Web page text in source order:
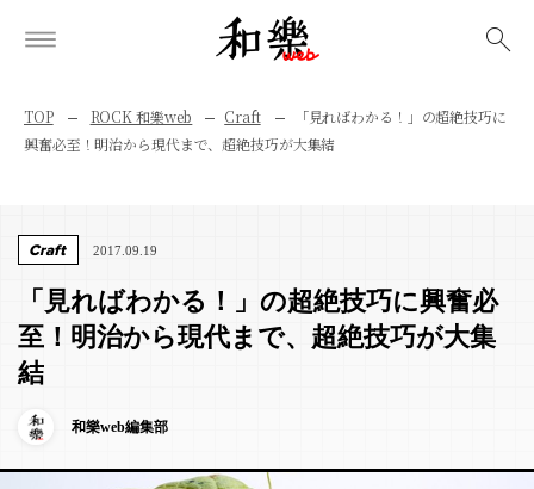
TOP ROCK 和樂web Craft
「見ればわかる！」の超絶技巧に
興奮必至！明治から現代まで、超絶技巧が大集結
Craft 2017.09.19
「見ればわかる！」の超絶技巧に興奮必
至！明治から現代まで、超絶技巧が大集
結
和樂web編集部